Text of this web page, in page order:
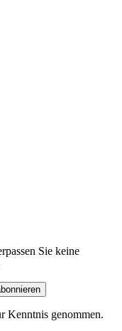
Sie keine
Kenntnis genommen.